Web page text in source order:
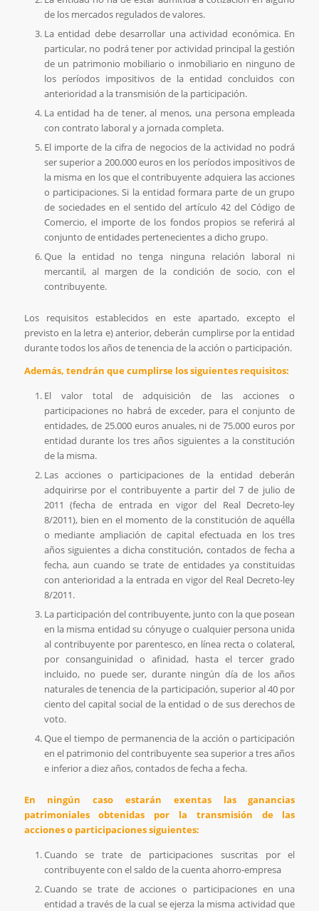
de los mercados regulados de valores.
La entidad debe desarrollar una actividad económica. En
particular, no podrá tener por actividad principal la gestión
de un patrimonio mobiliario o inmobiliario en ninguno de
los períodos impositivos de la entidad concluidos con
anterioridad a la transmisión de la participación.
La entidad ha de tener, al menos, una persona empleada
con contrato laboral y a jornada completa.
El importe de la cifra de negocios de la actividad no podrá
ser superior a 200.000 euros en los períodos impositivos de
la misma en los que el contribuyente adquiera las acciones
o participaciones. Si la entidad formara parte de un grupo
de sociedades en el sentido del artículo 42 del Código de
Comercio, el importe de los fondos propios se referirá al
conjunto de entidades pertenecientes a dicho grupo.
Que la entidad no tenga ninguna relación laboral ni
mercantil, al margen de la condición de socio, con el
contribuyente.
Los requisitos establecidos en este apartado, excepto el
previsto en la letra e) anterior, deberán cumplirse por la entidad
durante todos los años de tenencia de la acción o participación.
Además, tendrán que cumplirse los siguientes requisitos:
El valor total de adquisición de las acciones o
participaciones no habrá de exceder, para el conjunto de
entidades, de 25.000 euros anuales, ni de 75.000 euros por
entidad durante los tres años siguientes a la constitución
de la misma.
Las acciones o participaciones de la entidad deberán
adquirirse por el contribuyente a partir del 7 de julio de
2011 (fecha de entrada en vigor del Real Decreto-ley
8/2011), bien en el momento de la constitución de aquélla
o mediante ampliación de capital efectuada en los tres
años siguientes a dicha constitución, contados de fecha a
fecha, aun cuando se trate de entidades ya constituidas
con anterioridad a la entrada en vigor del Real Decreto-ley
8/2011.
La participación del contribuyente, junto con la que posean
en la misma entidad su cónyuge o cualquier persona unida
al contribuyente por parentesco, en línea recta o colateral,
por consanguinidad o afinidad, hasta el tercer grado
incluido, no puede ser, durante ningún día de los años
naturales de tenencia de la participación, superior al 40 por
ciento del capital social de la entidad o de sus derechos de
voto.
Que el tiempo de permanencia de la acción o participación
en el patrimonio del contribuyente sea superior a tres años
e inferior a diez años, contados de fecha a fecha.
En ningún caso estarán exentas las ganancias
patrimoniales obtenidas por la transmisión de las
acciones o participaciones siguientes:
Cuando se trate de participaciones suscritas por el
contribuyente con el saldo de la cuenta ahorro-empresa
Cuando se trate de acciones o participaciones en una
entidad a través de la cual se ejerza la misma actividad que